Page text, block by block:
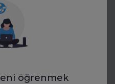
öğrenmek